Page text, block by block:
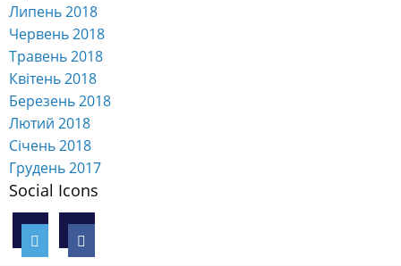
Липень 2018
Червень 2018
Травень 2018
Квітень 2018
Березень 2018
Лютий 2018
Січень 2018
Грудень 2017
Social Icons